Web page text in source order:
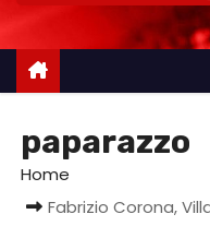
paparazzo
Home
Fabrizio Corona,